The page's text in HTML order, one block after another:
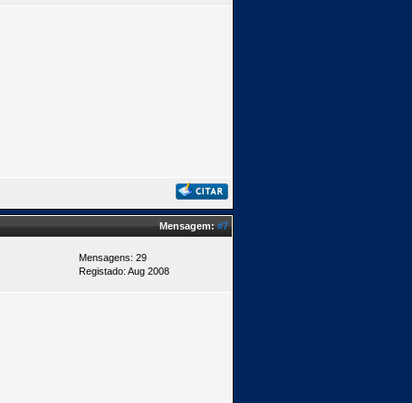
Mensagem:#7
Mensagens: 29
Registado: Aug 2008